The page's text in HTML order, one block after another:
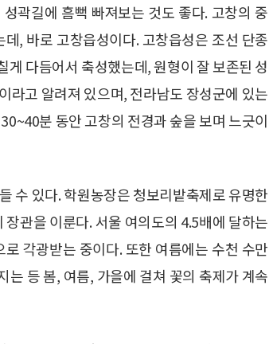
곽길에 흠뻑 빠져보는 것도 좋다. 고창의 중
, 바로 고창읍성이다. 고창읍성은 조선 단종
다듬어서 축성했는데, 원형이 잘 보존된 성
라고 알려져 있으며, 전라남도 장성군에 있는
분 동안 고창의 전경과 숲을 보며 느긋이
수 있다. 학원농장은 청보리밭축제로 유명한
관을 이룬다. 서울 여의도의 4.5배에 달하는
각광받는 중이다. 또한 여름에는 수천 수만
등 봄, 여름, 가을에 걸쳐 꽃의 축제가 계속